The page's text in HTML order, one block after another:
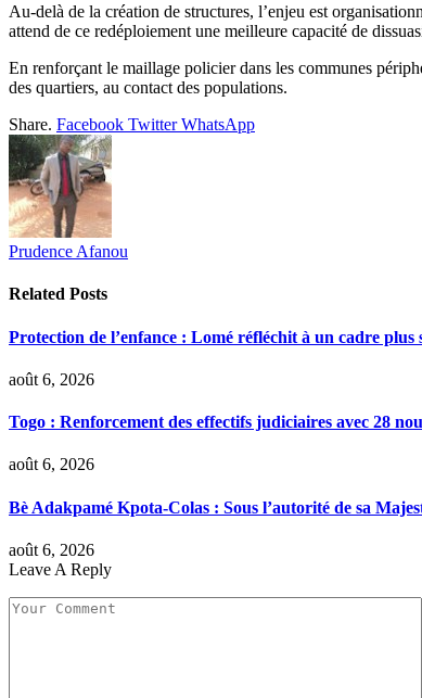
Au-delà de la création de structures, l’enjeu est
attend de ce redéploiement une meilleure capacité de
En renforçant le maillage policier dans les communes
des quartiers, au contact des populations.
Share. Facebook Twitter WhatsApp
Prudence Afanou
Related Posts
Protection de l’enfance : Lomé réfléchit à un cadre
août 6, 2026
Togo : Renforcement des effectifs judiciaires avec 28
août 6, 2026
Bè Adakpamé Kpota-Colas : Sous l’autorité de sa
août 6, 2026
Leave A Reply